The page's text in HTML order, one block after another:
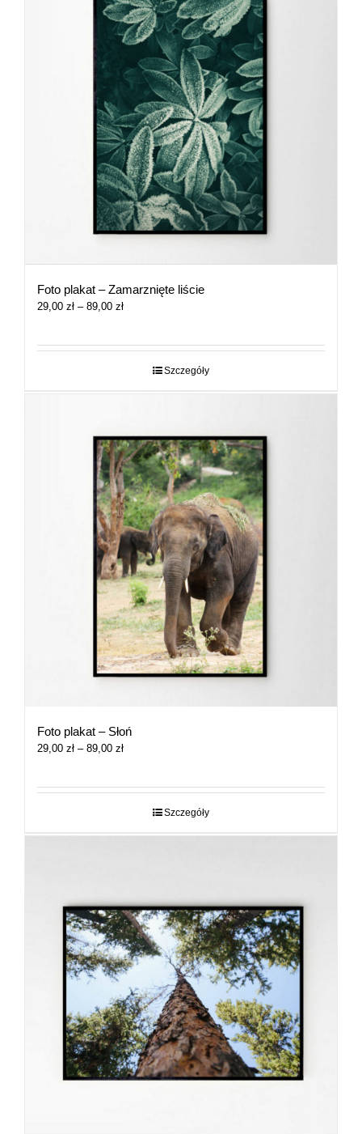
Foto plakat – Zamarznięte liście
29,00 zł – 89,00 złZakres
29,00 zł
Szczegóły
Foto plakat – Słoń
29,00 zł – 89,00 złZakres
29,00 zł
Szczegóły